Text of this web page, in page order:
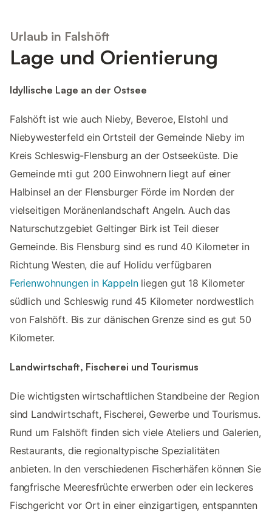
Urlaub in Falshöft
Lage und Orientierung
Idyllische Lage an der Ostsee
Falshöft ist wie auch Nieby, Beveroe, Elstohl und
Niebywesterfeld ein Ortsteil der Gemeinde Nieby im
Kreis Schleswig-Flensburg an der Ostseeküste. Die
Gemeinde mti gut 200 Einwohnern liegt auf einer
Halbinsel an der Flensburger Förde im Norden der
vielseitigen Moränenlandschaft Angeln. Auch das
Naturschutzgebiet Geltinger Birk ist Teil dieser
Gemeinde. Bis Flensburg sind es rund 40 Kilometer in
Richtung Westen, die auf Holidu verfügbaren
Ferienwohnungen in Kappelnliegen gut 18 Kilometer
südlich und Schleswig rund 45 Kilometer nordwestlich
von Falshöft. Bis zur dänischen Grenze sind es gut 50
Kilometer.
Landwirtschaft, Fischerei und Tourismus
Die wichtigsten wirtschaftlichen Standbeine der Region
sind Landwirtschaft, Fischerei, Gewerbe und Tourismus.
Rund um Falshöft finden sich viele Ateliers und Galerien,
Restaurants, die regionaltypische Spezialitäten
anbieten. In den verschiedenen Fischerhäfen können Sie
fangfrische Meeresfrüchte erwerben oder ein leckeres
Fischgericht vor Ort in einer einzigartigen, entspannten